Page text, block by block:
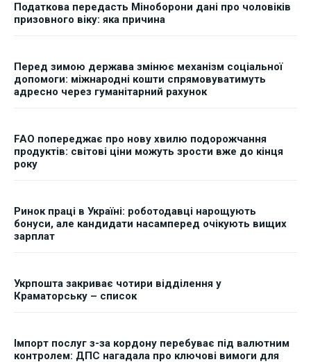
Податкова передасть Міноборони дані про чоловіків
призовного віку: яка причина
Перед зимою держава змінює механізм соціальної
допомоги: міжнародні кошти спрямовуватимуть
адресно через гуманітарний рахунок
FAO попереджає про нову хвилю подорожчання
продуктів: світові ціни можуть зрости вже до кінця
року
Ринок праці в Україні: роботодавці нарощують
бонуси, але кандидати насамперед очікують вищих
зарплат
Укрпошта закриває чотири відділення у
Краматорську – список
Імпорт послуг з-за кордону перебуває під валютним
контролем: ДПС нагадала про ключові вимоги для